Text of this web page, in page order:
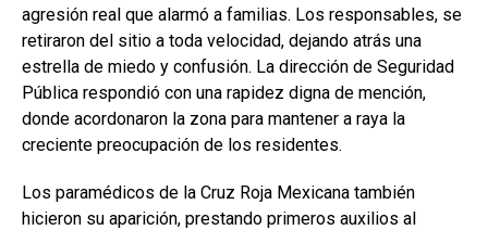
agresión real que alarmó a familias. Los responsables, se
retiraron del sitio a toda velocidad, dejando atrás una
estrella de miedo y confusión. La dirección de Seguridad
Pública respondió con una rapidez digna de mención,
donde acordonaron la zona para mantener a raya la
creciente preocupación de los residentes.
Los paramédicos de la Cruz Roja Mexicana también
hicieron su aparición, prestando primeros auxilios al